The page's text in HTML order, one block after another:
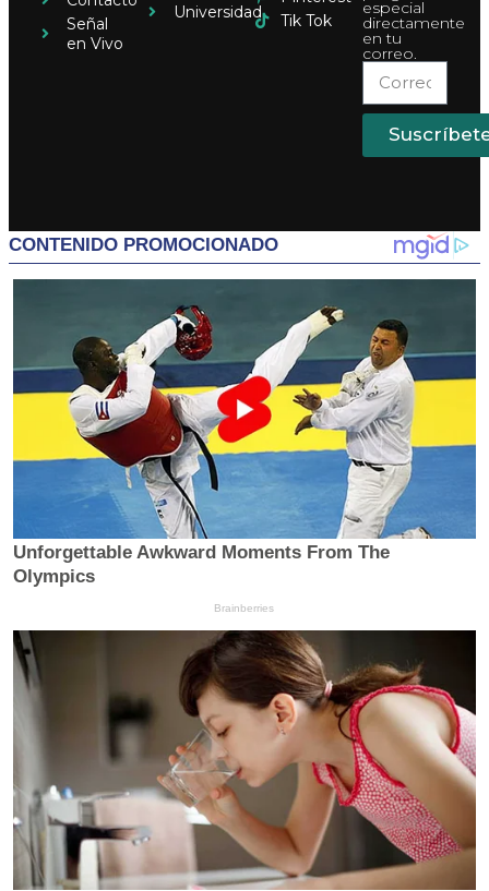
Señal
en Vivo
Universidad
Tik Tok
especial
directamente
en tu
correo.